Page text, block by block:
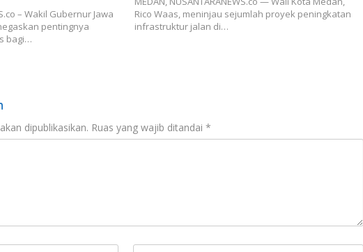
– Wakil Gubernur Jawa
pentingnya
bagi…
Rico Waas, meninjau sejumlah proyek peningkatan
infrastruktur jalan di…
dipublikasikan. Ruas yang wajib ditandai *